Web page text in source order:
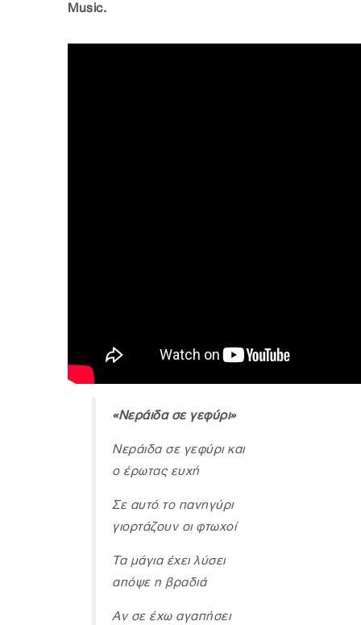
Music.
«Νεράιδα σε γεφύρι»
Νεράιδα σε γεφύρι και
ο έρωτας ευχή
Σε αυτό το πανηγύρι
γιορτάζουν οι φτωχοί
Τα μάγια έχει λύσει
απόψε η βραδιά
Αν σε έχω αγαπήσει